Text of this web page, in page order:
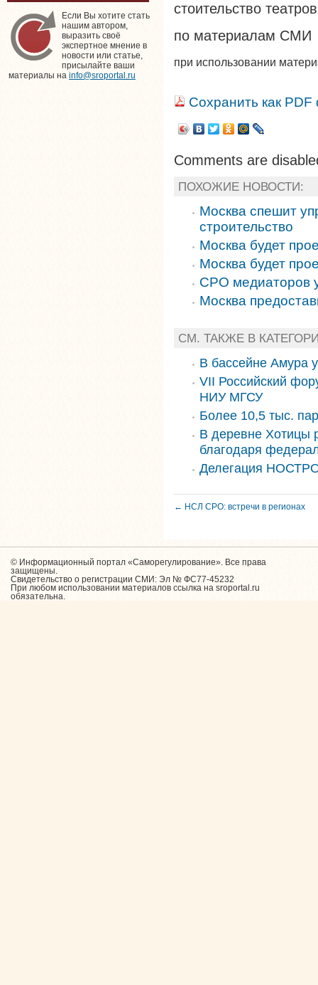
Если Вы хотите стать
нашим автором,
выразить своё
экспертное мнение в
новости или статье,
присылайте ваши
материалы на info@sroportal.ru
стоительство
по материалам СМИ
при использовании
Сохранить как
Comments are
ПОХОЖИЕ НОВОСТИ:
Москва спешит
строительство
Москва будет
Москва будет
СРО медиаторов
Москва
СМ. ТАКЖЕ В
В бассейне Амура
VII Российский
НИУ МГСУ
Более 10,5 тыс.
В деревне Хотицы
благодаря
Делегация
← НСЛ СРО: встречи в регионах
© Информационный портал «Саморегулирование». Все права
защищены.
Свидетельство о регистрации СМИ: Эл № ФС77-45232
При любом использовании материалов ссылка на sroportal.ru
обязательна.